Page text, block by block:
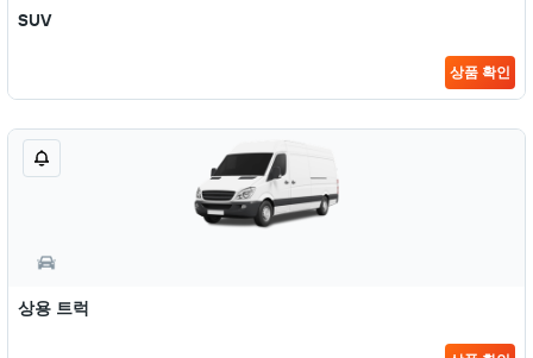
SUV
상품 확인
상용 트럭